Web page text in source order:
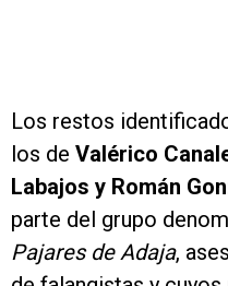
Los restos
los de Valérico
Labajos y Román
parte del grupo
Pajares de Adaja,